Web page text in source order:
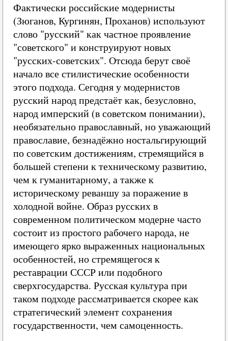
Фактически российские модернисты
(Зюганов, Кургинян, Проханов) используют
слово "русский" как частное проявление
"советского" и конструируют новых
"русских-советских". Отсюда берут своё
начало все стилистические особенности
этого подхода. Сегодня у модернистов
русский народ предстаёт как, безусловно,
народ имперский (в советском понимании),
необязательно православный, но уважающий
православие, безнадёжно ностальгирующий
по советским достижениям, стремящийся в
большей степени к техническому развитию,
чем к гуманитарному, а также к
историческому реваншу за поражение в
холодной войне. Образ русских в
современном политическом модерне часто
состоит из простого рабочего народа, не
имеющего ярко выраженных национальных
особенностей, но стремящегося к
реставрации СССР или подобного
сверхгосударства. Русская культура при
таком подходе рассматривается скорее как
стратегический элемент сохранения
государственности, чем самоценность.